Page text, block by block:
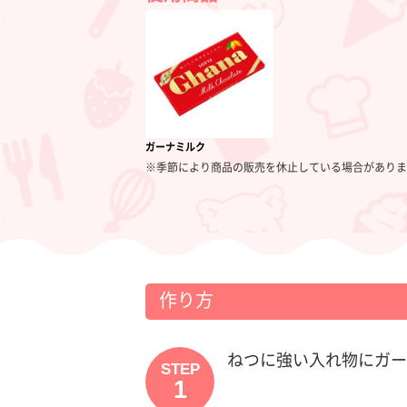
ガーナミルク
※季節により商品の販売を休止している場合があり
作り方
STEP
1
ねつに強い入れ物にガ